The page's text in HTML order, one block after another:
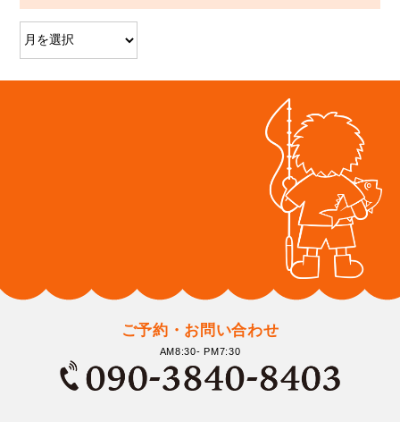
ご予約・お問い合わせ
AM8:30- PM7:30